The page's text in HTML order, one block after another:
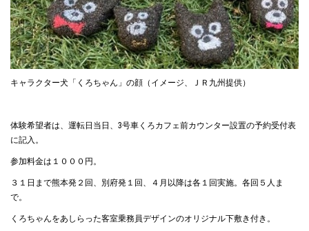
キャラクター犬「くろちゃん」の顔（イメージ、ＪＲ九州提供）
体験希望者は、運転日当日、3号車くろカフェ前カウンター設置の予約受付表
に記入。
参加料金は１０００円。
３１日まで熊本発２回、別府発１回、４月以降は各１回実施。各回５人ま
で。
くろちゃんをあしらった客室乗務員デザインのオリジナル下敷き付き。